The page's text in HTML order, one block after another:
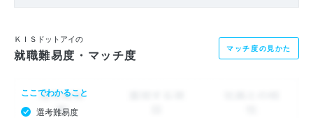
ＫＩＳドットアイの
就職難易度・マッチ度 マッチ度の見かた
ここでわかること
選考難易度